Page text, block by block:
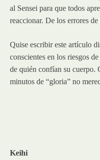
al Sensei para que todos
reaccionar. De los errores
Quise escribir este artículo
conscientes en los riesgos
de quién confían su
minutos de “gloria” no
Keihi